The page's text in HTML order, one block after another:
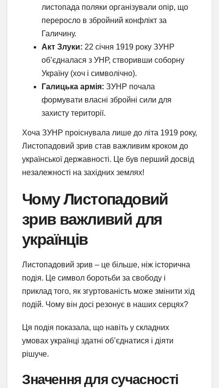
листопада поляки організували опір, що
переросло в збройний конфлікт за
Галичину.
Акт Злуки: 22 січня 1919 року ЗУНР
об’єдналася з УНР, створивши соборну
Україну (хоч і символічно).
Галицька армія: ЗУНР почала
формувати власні збройні сили для
захисту території.
Хоча ЗУНР проіснувала лише до літа 1919 року,
Листопадовий зрив став важливим кроком до
української державності. Це був перший досвід
незалежності на західних землях!
Чому Листопадовий
зрив важливий для
українців
Листопадовий зрив – це більше, ніж історична
подія. Це символ боротьби за свободу і
приклад того, як згуртованість може змінити хід
подій. Чому він досі резонує в наших серцях?
Ця подія показала, що навіть у складних
умовах українці здатні об’єднатися і діяти
рішуче.
Значення для сучасності